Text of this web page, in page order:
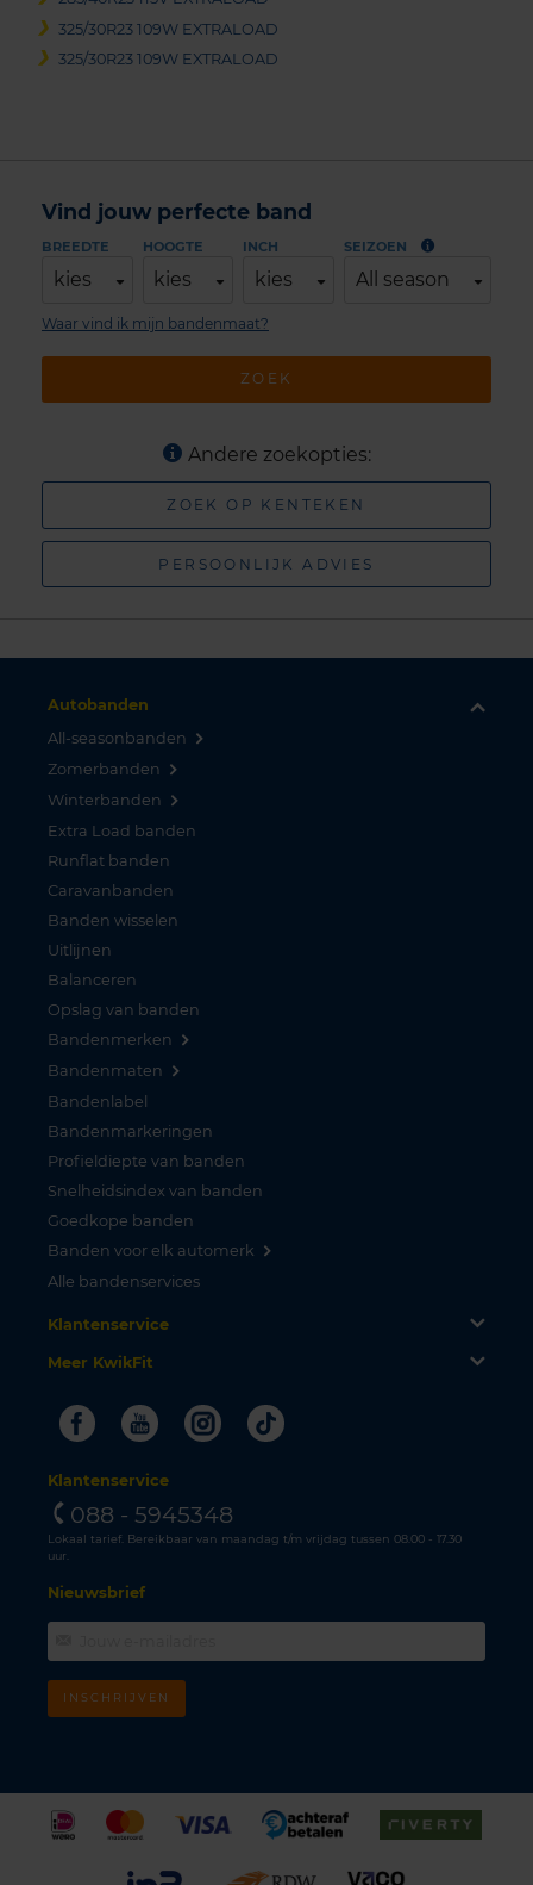
325/30R23 109W EXTRALOAD
325/30R23 109W EXTRALOAD
Vind jouw perfecte band
BREEDTE
kies
HOOGTE
kies
INCH
kies
SEIZOEN
All season
ZOEK
Waar vind ik mijn bandenmaat?
Andere zoekopties:
ZOEK OP KENTEKEN
PERSOONLIJK ADVIES
Autobanden
All-seasonbanden
Zomerbanden
Winterbanden
Extra Load banden
Runflat banden
Caravanbanden
Banden wisselen
Uitlijnen
Balanceren
Opslag van banden
Bandenmerken
Bandenmaten
Bandenlabel
Bandenmarkeringen
Profieldiepte van banden
Snelheidsindex van banden
Goedkope banden
Banden voor elk automerk
Alle bandenservices
Klantenservice
Meer KwikFit
FacebookYoutubeInstagram
Tiktok
Klantenservice
088 - 5945348
Lokaal tarief. Bereikbaar van maandag t/m vrijdag tussen 08.00 - 17.30
uur.
Nieuwsbrief
INSCHRIJVEN